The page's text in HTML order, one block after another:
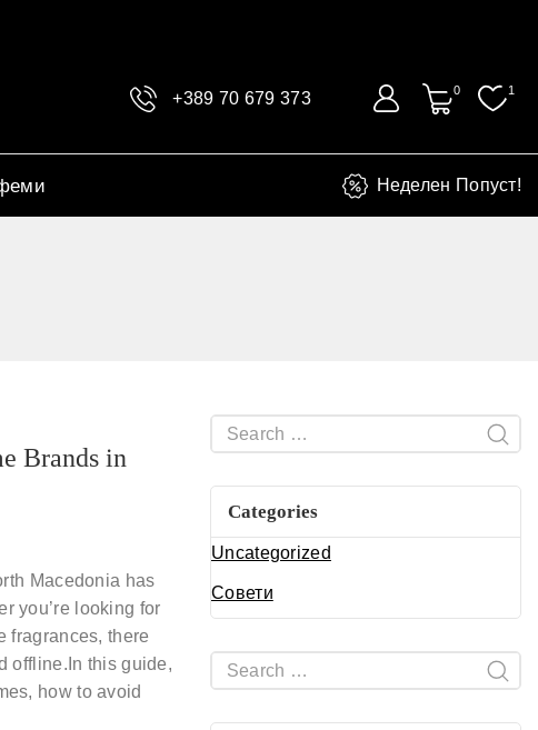
+389 70 679 373 0 1
Неделен Попуст!
Brands in
Macedonia has
you’re looking for
fragrances, there
offline.In this guide,
how to avoid
Categories
Uncategorized
Совети